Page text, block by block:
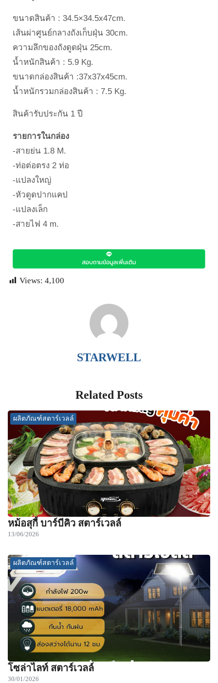
ขนาดสินค้า : 34.5×34.5x47cm.
เส้นผ่าศูนย์กลางถังเก็บฝุ่น 30cm.
ความลึกของถังดูดฝุ่น 25cm.
น้ำหนักสินค้า : 5.9 Kg.
ขนาดกล่องสินค้า :37x37x45cm.
น้ำหนักรวมกล่องสินค้า : 7.5 Kg.
สินค้ารับประกัน 1 ปี
รายการในกล่อง
-สายย่น 1.8 M.
-ท่อต่อตรง 2 ท่อ
-แปลงใหญ่
-หัวดูดปากแคป
-แปลงเล็ก
-สายไฟ 4 m.
Views: 4,100
STARWELL
Related Posts
ผลิตภัณฑ์สตาร์เวลล์
หม้อสุกี้ บาร์บีคิว สตาร์เวลล์
13/06/2026
ผลิตภัณฑ์สตาร์เวลล์
โซล่าไลท์ สตาร์เวลล์
30/01/2026